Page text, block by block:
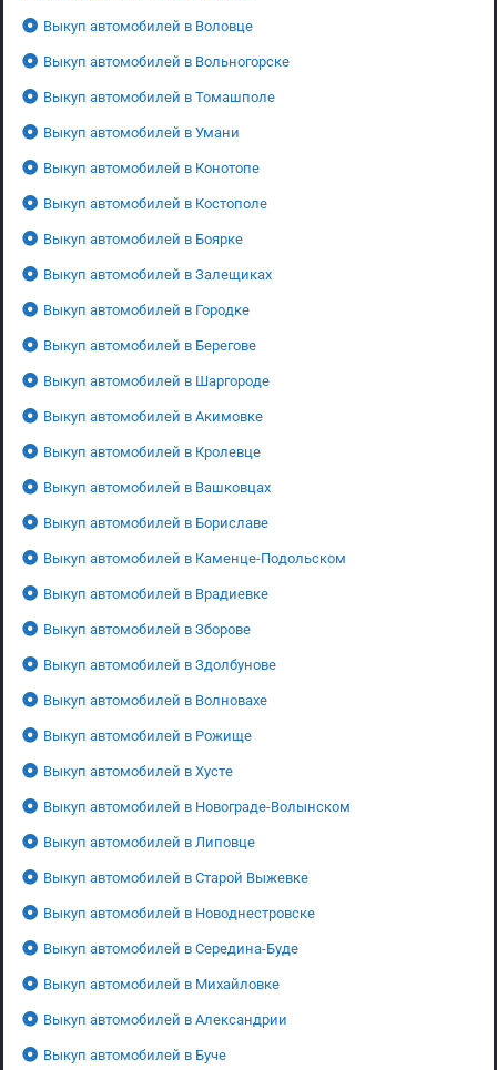
Выкуп автомобилей в Воловце
Выкуп автомобилей в Вольногорске
Выкуп автомобилей в Томашполе
Выкуп автомобилей в Умани
Выкуп автомобилей в Конотопе
Выкуп автомобилей в Костополе
Выкуп автомобилей в Боярке
Выкуп автомобилей в Залещиках
Выкуп автомобилей в Городке
Выкуп автомобилей в Берегове
Выкуп автомобилей в Шаргороде
Выкуп автомобилей в Акимовке
Выкуп автомобилей в Кролевце
Выкуп автомобилей в Вашковцах
Выкуп автомобилей в Бориславе
Выкуп автомобилей в Каменце-Подольском
Выкуп автомобилей в Врадиевке
Выкуп автомобилей в Зборове
Выкуп автомобилей в Здолбунове
Выкуп автомобилей в Волновахе
Выкуп автомобилей в Рожище
Выкуп автомобилей в Хусте
Выкуп автомобилей в Новограде-Волынском
Выкуп автомобилей в Липовце
Выкуп автомобилей в Старой Выжевке
Выкуп автомобилей в Новоднестровске
Выкуп автомобилей в Середина-Буде
Выкуп автомобилей в Михайловке
Выкуп автомобилей в Александрии
Выкуп автомобилей в Буче